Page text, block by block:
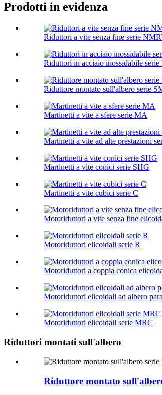
Prodotti in evidenza
Riduttori a vite senza fine serie
Riduttori in acciaio inossidabile serie
Riduttore montato sull'albero serie
Martinetti a vite a sfere serie MA
Martinetti a vite ad alte prestazioni
Martinetti a vite conici serie SHG
Martinetti a vite cubici serie C
Motoriduttori a vite senza fine
Motoriduttori elicoidali serie R
Motoriduttori a coppia conica
Motoriduttori elicoidali ad albero
Motoriduttori elicoidali serie MRC
Riduttori montati sull'albero
Riduttore montato